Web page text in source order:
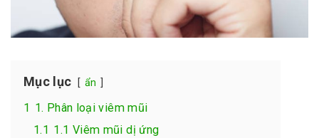
Mục lục ẩn
1 1. Phân loại viêm mũi
1.1 1.1 Viêm mũi dị ứng